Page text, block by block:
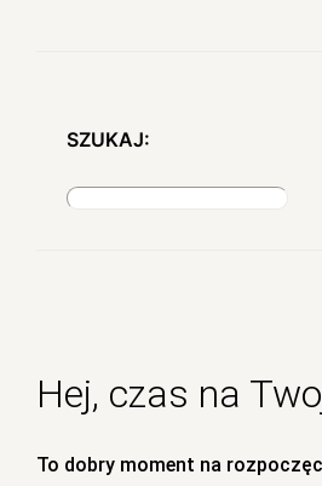
SZUKAJ:
S
Hej, czas na
To dobry moment na